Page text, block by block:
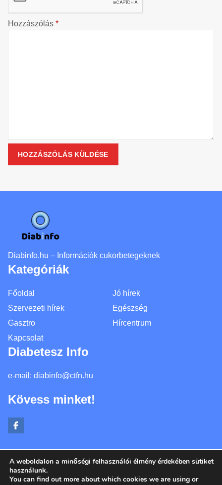
Hozzászólás *
Diabinfo.hu – Információk cukorbetegeknek
Kategóriák
Főoldal
Jó hírek
Szervezeti hírek
Egészség
Gasztro
Hírcentrum
Kapcsolat
Diabetesz Info
e-mail: diabinfo@ctfn.hu
Kövess minket!
Copyright © 2024 diabinfo.hu. Minden jog fenntartva.
Általános Szerződési Feltételek
A weboldalon a minőségi felhasználói élmény érdekében sütiket
használunk.
You can find out more about which cookies we are using or